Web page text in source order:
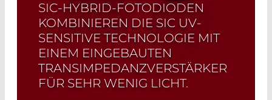
SIC-HYBRID-FOTODIODEN
KOMBINIEREN DIE SIC UV-
SENSITIVE TECHNOLOGIE MIT
EINEM EINGEBAUTEN
TRANSIMPEDANZVERSTÄRKER
FÜR SEHR WENIG LICHT.